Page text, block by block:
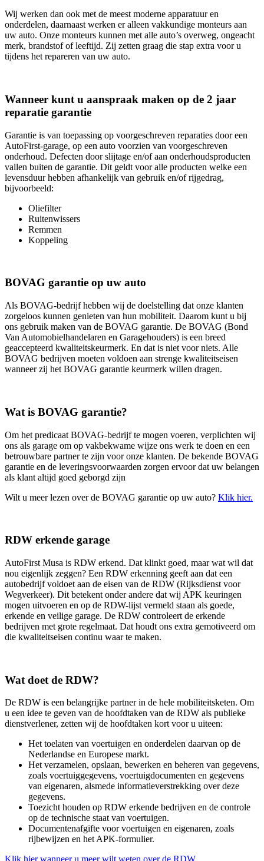
Wij werken dan ook met de meest moderne apparatuur en
onderdelen, daarnaast werken er alleen vakkundige monteurs aan
uw auto. Onze monteurs kunnen met alle auto’s overweg, ongeacht
merk, brandstof of leeftijd. Zij zetten graag die stap extra voor u
tijdens het repareren van uw auto.
Wanneer kunt u aanspraak maken op de 2 jaar
reparatie garantie
Garantie is van toepassing op voorgeschreven reparaties door een
AutoFirst-garage, op een auto voorzien van voorgeschreven
onderhoud. Defecten door slijtage en/of aan onderhoudsproducten
vallen buiten de garantie. Dit geldt voor alle producten welke een
levensduur hebben afhankelijk van gebruik en/of rijgedrag,
bijvoorbeeld:
Oliefilter
Ruitenwissers
Remmen
Koppeling
BOVAG garantie op uw auto
Als BOVAG-bedrijf hebben wij de doelstelling dat onze klanten
zorgeloos kunnen genieten van hun mobiliteit. Daarom kunt u bij
ons gebruik maken van de BOVAG garantie. De BOVAG (Bond
Van Automobielhandelaren en Garagehouders) is een breed
geaccepteerd kwaliteitskeurmerk. En dat is niet voor niets. Alle
BOVAG bedrijven moeten voldoen aan strenge kwaliteitseisen
wanneer zij het BOVAG garantie keurmerk willen dragen.
Wat is BOVAG garantie?
Om het predicaat BOVAG-bedrijf te mogen voeren, verplichten wij
ons als garage om op vakbekwame wijze ons werk te doen en een
betrouwbare partner te zijn voor onze klanten. De bekende BOVAG
garantie en de leveringsvoorwaarden zorgen ervoor dat uw belangen
als klant altijd goed geborgd zijn
Wilt u meer lezen over de BOVAG garantie op uw auto? Klik hier.
RDW erkende garage
AutoFirst Musa is RDW erkend. Dat klinkt goed, maar wat wil dat
nou eigenlijk zeggen? Een RDW erkenning geeft aan dat een
autobedrijf voldoet aan de eisen van de RDW (Rijksdienst voor
Wegverkeer). Dit betekent onder andere dat wij APK keuringen
mogen uitvoeren en op de RDW-lijst vermeld staan als goede,
erkende en veilige garage. De RDW controleert de erkende
bedrijven met grote regelmaat. Dat houdt ons extra gemotiveerd om
die kwaliteitseisen continu waar te maken.
Wat doet de RDW?
De RDW is een belangrijke partner in de hele mobiliteitsketen. Om
u een idee te geven van de hoofdtaken van de RDW als publieke
dienstverlener, zetten wij de hoofdtaken kort voor u uiteen:
Het toelaten van voertuigen en onderdelen daarvan op de
Nederlandse en Europese markt.
Het verzamelen, opslaan, bewerken en beheren van gegevens,
zoals voertuiggegevens, voertuigdocumenten en gegevens
van eigenaren, alsmede informatieverstrekking over deze
gegevens.
Toezicht houden op RDW erkende bedrijven en de controle
op de technische staat van voertuigen.
Documentenafgifte voor voertuigen en eigenaren, zoals
rijbewijzen en het APK-formulier.